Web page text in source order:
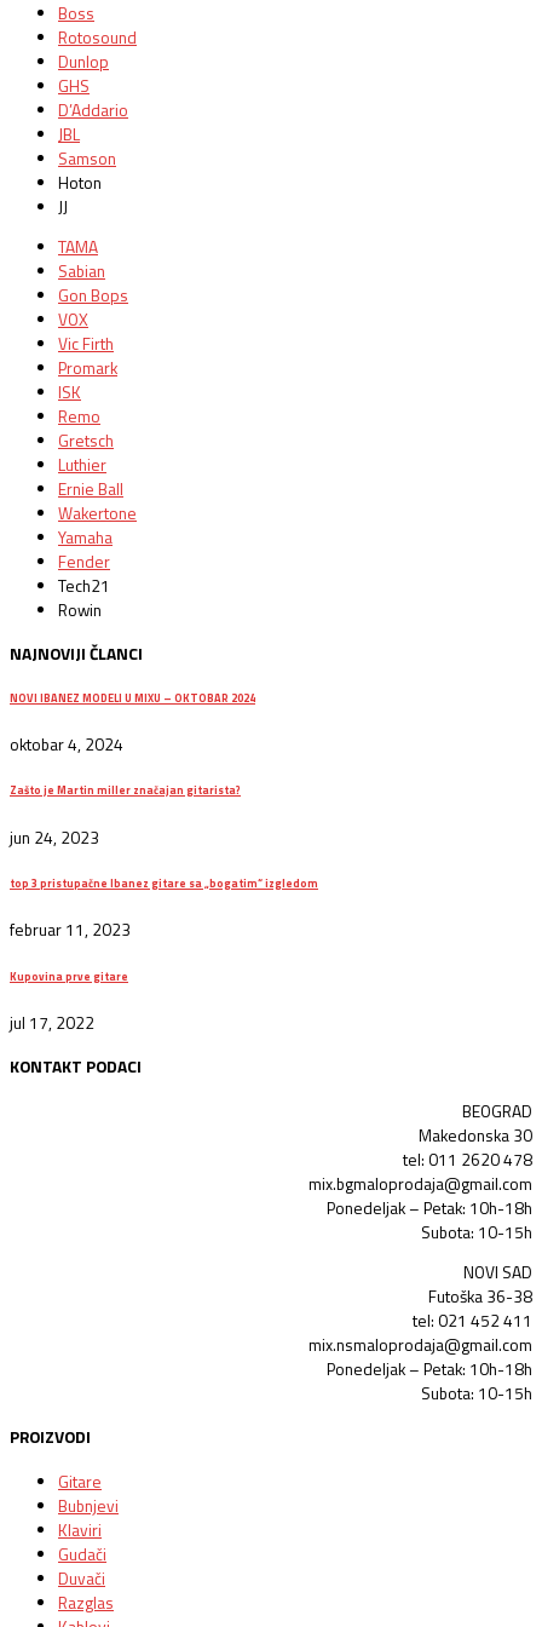
Boss
Rotosound
Dunlop
GHS
D’Addario
JBL
Samson
Hoton
JJ
TAMA
Sabian
Gon Bops
VOX
Vic Firth
Promark
ISK
Remo
Gretsch
Luthier
Ernie Ball
Wakertone
Yamaha
Fender
Tech21
Rowin
NAJNOVIJI ČLANCI
NOVI IBANEZ MODELI U MIXU – OKTOBAR 2024
oktobar 4, 2024
Zašto je Martin miller značajan gitarista?
jun 24, 2023
top 3 pristupačne Ibanez gitare sa „bogatim“ izgledom
februar 11, 2023
Kupovina prve gitare
jul 17, 2022
KONTAKT PODACI
BEOGRAD
Makedonska 30
tel: 011 2620 478
mix.bgmaloprodaja@gmail.com
Ponedeljak – Petak: 10h-18h
Subota: 10-15h
NOVI SAD
Futoška 36-38
tel: 021 452 411
mix.nsmaloprodaja@gmail.com
Ponedeljak – Petak: 10h-18h
Subota: 10-15h
PROIZVODI
Gitare
Bubnjevi
Klaviri
Gudači
Duvači
Razglas